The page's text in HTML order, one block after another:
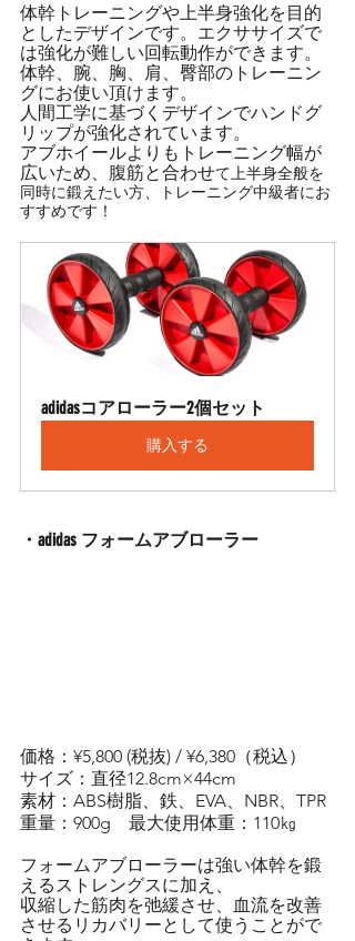
体幹トレーニングや上半身強化を目的
としたデザインです。エクササイズで
は強化が難しい回転動作ができます。
体幹、腕、胸、肩、臀部のトレーニン
グにお使い頂けます。
人間工学に基づくデザインでハンドグ
リップが強化されています。
アブホイールよりもトレーニング幅が
広いため、腹筋と合わせて上半身全般を
同時に鍛えたい方、トレーニング中級者にお
すすめです！
adidasコアローラー2個セット
購入する
・adidas フォームアブローラー
価格：¥5,800 (税抜) / ¥6,380（税込）
サイズ：直径12.8cm×44cm
素材：ABS樹脂、鉄、EVA、NBR、TPR
重量：900g　最大使用体重：110㎏
フォームアブローラーは強い体幹を鍛
えるストレングスに加え、
収縮した筋肉を弛緩させ、血流を改善
させるリカバリーとして使うことがで